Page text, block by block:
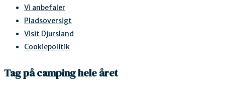
Vi anbefaler
Pladsoversigt
Visit Djursland
Cookiepolitik
Tag på camping hele året